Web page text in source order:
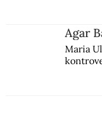
Agar
Maria